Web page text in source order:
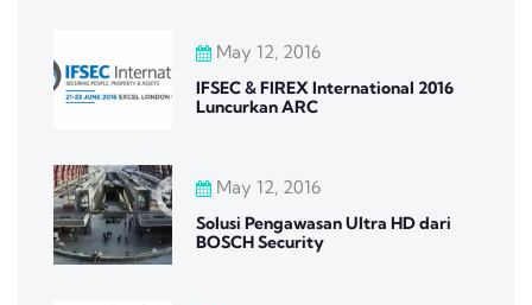
May 12, 2016
IFSEC & FIREX International 2016
Luncurkan ARC
May 12, 2016
Solusi Pengawasan Ultra HD dari
BOSCH Security